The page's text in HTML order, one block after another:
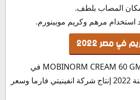
المصاب بلطف.
استخدام مرهم وكريم موبينورم.
مصر 2022
يتوفر موبينورم كريم MOBINORM CREAM 60 GM في
الصيدليات المصرية سنة 2022 إنتاج شركة انفينيتي فارما وسعر